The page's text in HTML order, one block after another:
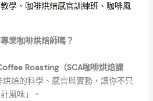
學、咖啡烘焙感官訓練班、咖啡風
業咖啡烘焙師嗎？
Roasting（SCA咖啡烘焙課
焙的科學、感官與實務，讓你不只
風味」。